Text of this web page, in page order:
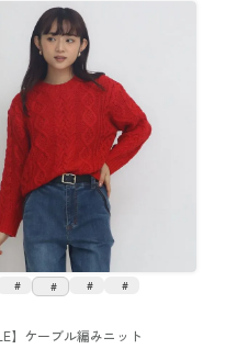
】ケーブル編みニット